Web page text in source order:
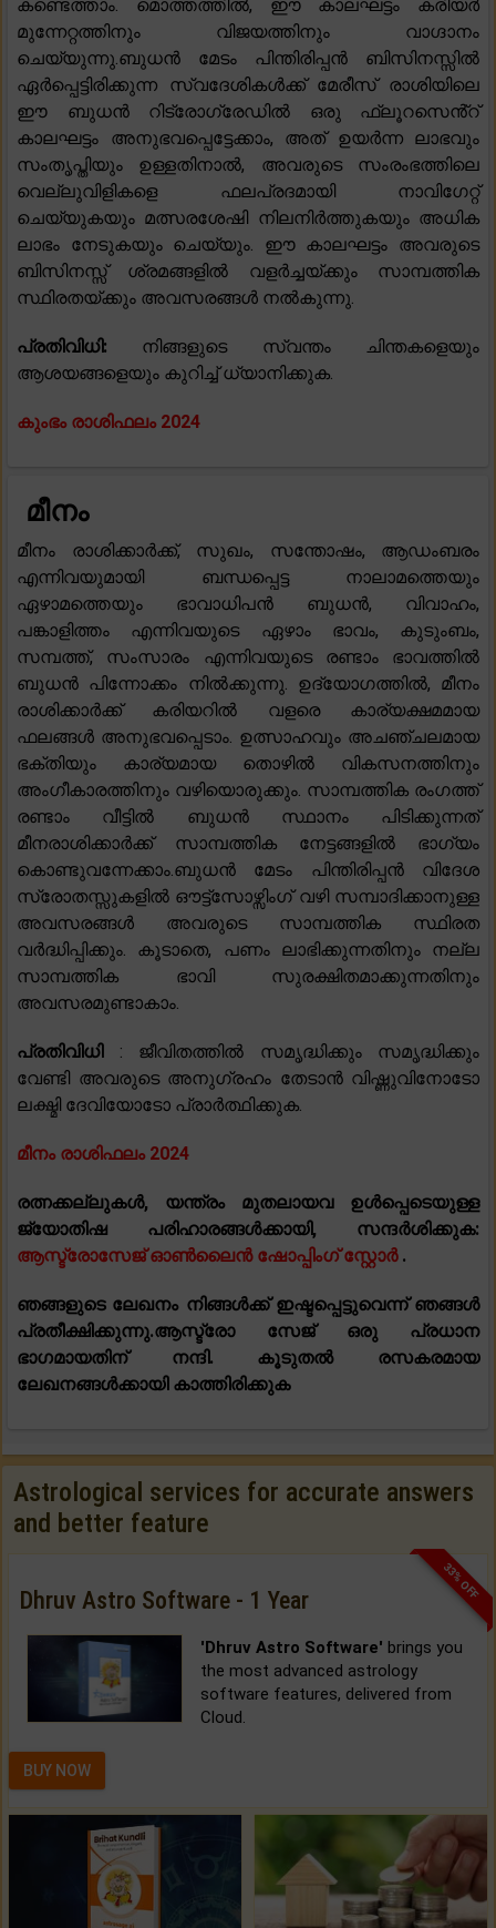
കണ്ടെത്താം. മൊത്തത്തിൽ, ഈ കാലഘട്ടം കരിയർ
മുന്നേറ്റത്തിനും വിജയത്തിനും വാഗ്ദാനം
ചെയ്യുന്നു.ബുധൻ മേടം പിന്തിരിപ്പൻ ബിസിനസ്സിൽ
ഏർപ്പെട്ടിരിക്കുന്ന സ്വദേശികൾക്ക് മേരീസ് രാശിയിലെ
ഈ ബുധൻ റിട്രോഗ്രേഡിൽ ഒരു ഫ്ലൂറസെൻ്റ്
കാലഘട്ടം അനുഭവപ്പെട്ടേക്കാം, അത് ഉയർന്ന ലാഭവും
സംതൃപ്തിയും ഉള്ളതിനാൽ, അവരുടെ സംരംഭത്തിലെ
വെല്ലുവിളികളെ ഫലപ്രദമായി നാവിഗേറ്റ്
ചെയ്യുകയും മത്സരശേഷി നിലനിർത്തുകയും അധിക
ലാഭം നേടുകയും ചെയ്യും. ഈ കാലഘട്ടം അവരുടെ
ബിസിനസ്സ് ശ്രമങ്ങളിൽ വളർച്ചയ്ക്കും സാമ്പത്തിക
സ്ഥിരതയ്ക്കും അവസരങ്ങൾ നൽകുന്നു.
പ്രതിവിധി: നിങ്ങളുടെ സ്വന്തം ചിന്തകളെയും
ആശയങ്ങളെയും കുറിച്ച് ധ്യാനിക്കുക.
കുംഭം രാശിഫലം 2024
മീനം
മീനം രാശിക്കാർക്ക്, സുഖം, സന്തോഷം, ആഡംബരം
എന്നിവയുമായി ബന്ധപ്പെട്ട നാലാമത്തെയും
ഏഴാമത്തെയും ഭാവാധിപൻ ബുധൻ, വിവാഹം,
പങ്കാളിത്തം എന്നിവയുടെ ഏഴാം ഭാവം, കുടുംബം,
സമ്പത്ത്, സംസാരം എന്നിവയുടെ രണ്ടാം ഭാവത്തിൽ
ബുധൻ പിന്നോക്കം നിൽക്കുന്നു. ഉദ്യോഗത്തിൽ, മീനം
രാശിക്കാർക്ക് കരിയറിൽ വളരെ കാര്യക്ഷമമായ
ഫലങ്ങൾ അനുഭവപ്പെടാം. ഉത്സാഹവും അചഞ്ചലമായ
ഭക്തിയും കാര്യമായ തൊഴിൽ വികസനത്തിനും
അംഗീകാരത്തിനും വഴിയൊരുക്കും. സാമ്പത്തിക രംഗത്ത്
രണ്ടാം വീട്ടിൽ ബുധൻ സ്ഥാനം പിടിക്കുന്നത്
മീനരാശിക്കാർക്ക് സാമ്പത്തിക നേട്ടങ്ങളിൽ ഭാഗ്യം
കൊണ്ടുവന്നേക്കാം.ബുധൻ മേടം പിന്തിരിപ്പൻ വിദേശ
സ്രോതസ്സുകളിൽ ഔട്ട്സോഴ്സിംഗ് വഴി സമ്പാദിക്കാനുള്ള
അവസരങ്ങൾ അവരുടെ സാമ്പത്തിക സ്ഥിരത
വർദ്ധിപ്പിക്കും. കൂടാതെ, പണം ലാഭിക്കുന്നതിനും നല്ല
സാമ്പത്തിക ഭാവി സുരക്ഷിതമാക്കുന്നതിനും
അവസരമുണ്ടാകാം.
പ്രതിവിധി : ജീവിതത്തിൽ സമൃദ്ധിക്കും സമൃദ്ധിക്കും
വേണ്ടി അവരുടെ അനുഗ്രഹം തേടാൻ വിഷ്ണുവിനോടോ
ലക്ഷ്മി ദേവിയോടോ പ്രാർത്ഥിക്കുക.
മീനം രാശിഫലം 2024
രത്നക്കല്ലുകൾ, യന്ത്രം മുതലായവ ഉൾപ്പെടെയുള്ള
ജ്യോതിഷ പരിഹാരങ്ങൾക്കായി, സന്ദർശിക്കുക:
ആസ്ട്രോസേജ് ഓൺലൈൻ ഷോപ്പിംഗ് സ്റ്റോർ .
ഞങ്ങളുടെ ലേഖനം നിങ്ങൾക്ക് ഇഷ്ടപ്പെട്ടുവെന്ന് ഞങ്ങൾ
പ്രതീക്ഷിക്കുന്നു.ആസ്ട്രോ സേജ് ഒരു പ്രധാന
ഭാഗമായതിന് നന്ദി. കൂടുതൽ രസകരമായ
ലേഖനങ്ങൾക്കായി കാത്തിരിക്കുക
Astrological services for accurate answers
and better feature
33% OFF
Dhruv Astro Software - 1 Year
'Dhruv Astro Software' brings you
the most advanced astrology
software features, delivered from
Cloud.
BUY NOW